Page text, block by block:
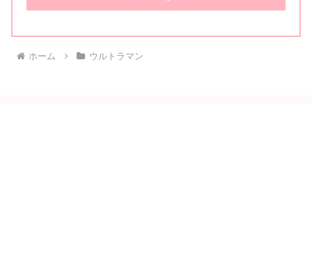
ホーム ウルトラマン